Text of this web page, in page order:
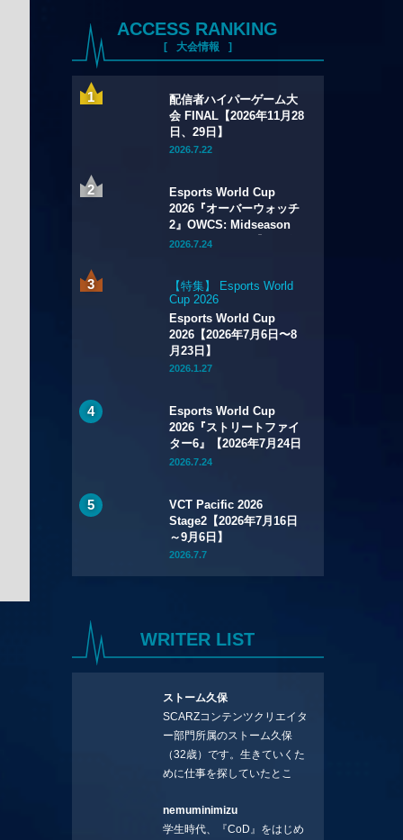
ACCESS RANKING
大会情報
配信者ハイパーゲーム大
会 FINAL【2026年11月28
日、29日】
2026.7.22
Esports World Cup
2026『オーバーウォッチ
2』OWCS: Midseason
Championship【2026年
2026.7.24
【特集】 Esports World
Cup 2026
Esports World Cup
2026【2026年7月6日〜8
月23日】
2026.1.27
Esports World Cup
2026『ストリートファイ
ター6』【2026年7月24日
～8月1日】
2026.7.24
VCT Pacific 2026
Stage2【2026年7月16日
～9月6日】
2026.7.7
WRITER LIST
ストーム久保
SCARZコンテンツクリエイタ
ー部門所属のストーム久保
（32歳）です。生きていくた
めに仕事を探していたとこ
コラムを連載させてもらえる
ことになりました。言いたい
nemuminimizu
学生時代、『CoD』をはじめ